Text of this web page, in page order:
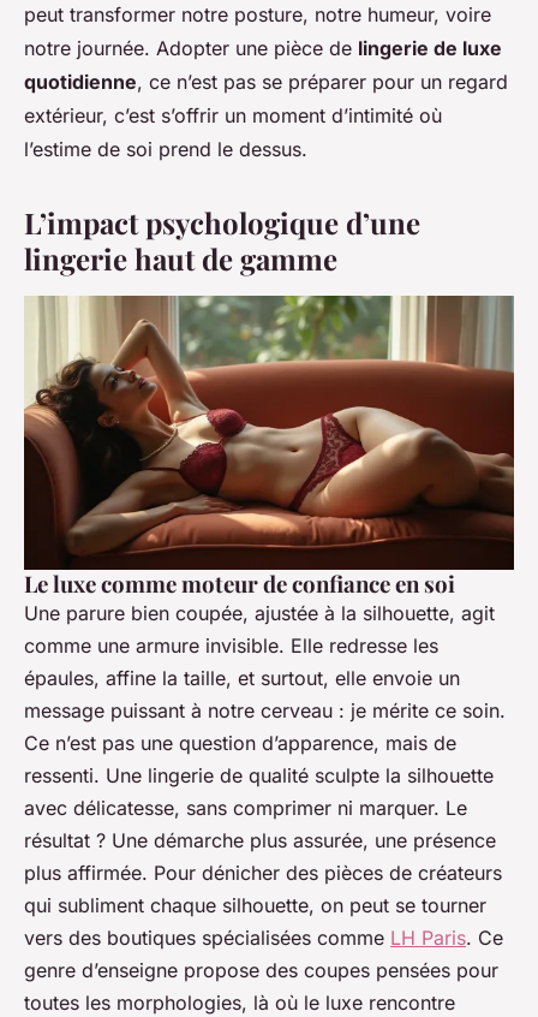
peut transformer notre posture, notre humeur, voire
notre journée. Adopter une pièce de lingerie de luxe
quotidienne, ce n’est pas se préparer pour un regard
extérieur, c’est s’offrir un moment d’intimité où
l’estime de soi prend le dessus.
L’impact psychologique d’une
lingerie haut de gamme
Le luxe comme moteur de confiance en soi
Une parure bien coupée, ajustée à la silhouette, agit
comme une armure invisible. Elle redresse les
épaules, affine la taille, et surtout, elle envoie un
message puissant à notre cerveau : je mérite ce soin.
Ce n’est pas une question d’apparence, mais de
ressenti. Une lingerie de qualité sculpte la silhouette
avec délicatesse, sans comprimer ni marquer. Le
résultat ? Une démarche plus assurée, une présence
plus affirmée. Pour dénicher des pièces de créateurs
qui subliment chaque silhouette, on peut se tourner
vers des boutiques spécialisées comme LH Paris. Ce
genre d’enseigne propose des coupes pensées pour
toutes les morphologies, là où le luxe rencontre